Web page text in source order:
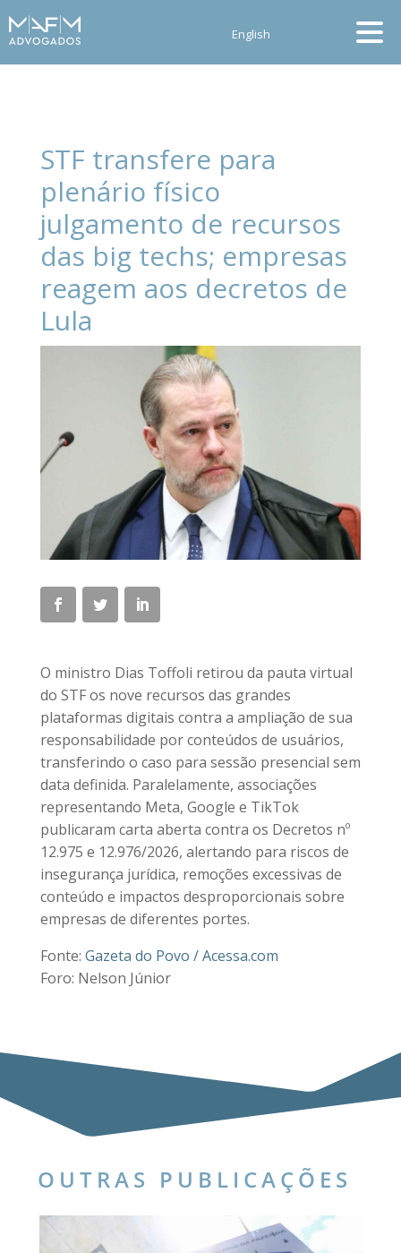
English
STF transfere para
plenário físico
julgamento de recursos
das big techs; empresas
reagem aos decretos de
Lula
O ministro Dias Toffoli retirou da pauta virtual
do STF os nove recursos das grandes
plataformas digitais contra a ampliação de sua
responsabilidade por conteúdos de usuários,
transferindo o caso para sessão presencial sem
data definida. Paralelamente, associações
representando Meta, Google e TikTok
publicaram carta aberta contra os Decretos nº
12.975 e 12.976/2026, alertando para riscos de
insegurança jurídica, remoções excessivas de
conteúdo e impactos desproporcionais sobre
empresas de diferentes portes.
Fonte: Gazeta do Povo / Acessa.com
Foro: Nelson Júnior
OUTRAS PUBLICAÇÕES